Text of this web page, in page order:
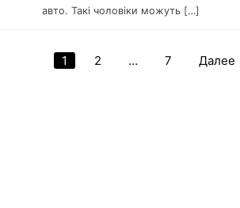
авто. Такі чоловіки можуть […]
Навигация
1 2 … 7 Далее